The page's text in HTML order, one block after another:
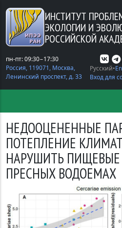
Перейти к основному
ИНСТИТУТ
ЭКОЛОГИИ И
РОССИЙСКОЙ
пн-пт: 09:30−17:30
Россия, 119071, Москва,
Ленинский проспект, д. 33
Русский
Вход для
НЕДООЦЕНЕННЫЕ
ПОТЕПЛЕНИЕ
НАРУШИТЬ
ПРЕСНЫХ ВОДОЕМАХ